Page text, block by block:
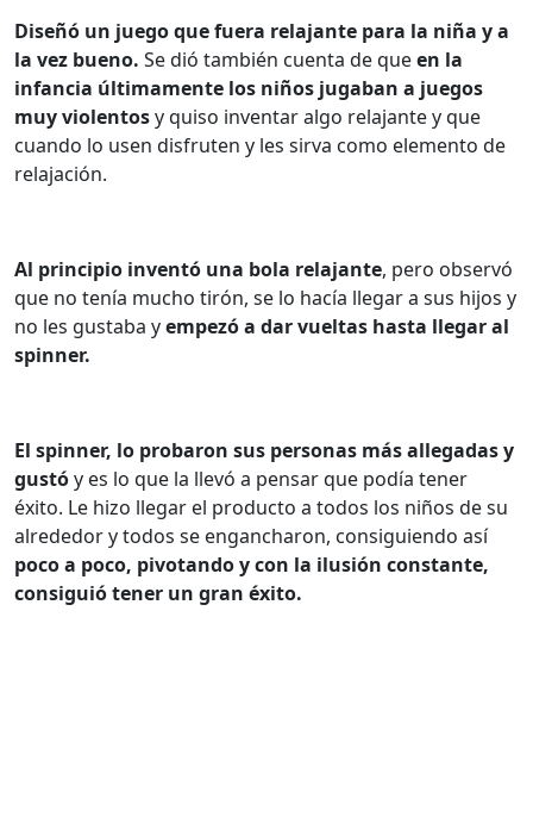
Diseñó un juego que fuera relajante para la niña y a
la vez bueno. Se dió también cuenta de queen la
infancia últimamente los niños jugaban a juegos
muy violentosy quiso inventar algo relajante y que
cuando lo usen disfruten y les sirva como elemento de
relajación.
Al principio inventó una bola relajante, pero observó
que no tenía mucho tirón, se lo hacía llegar a sus hijos y
no les gustaba yempezó a dar vueltas hasta llegar al
spinner.
El spinner, lo probaron sus personas más allegadas y
gustóy es lo que la llevó a pensar que podía tener
éxito. Le hizo llegar el producto a todos los niños de su
alrededor y todos se engancharon, consiguiendo así
poco a poco, pivotando y con la ilusión constante,
consiguió tener un gran éxito.